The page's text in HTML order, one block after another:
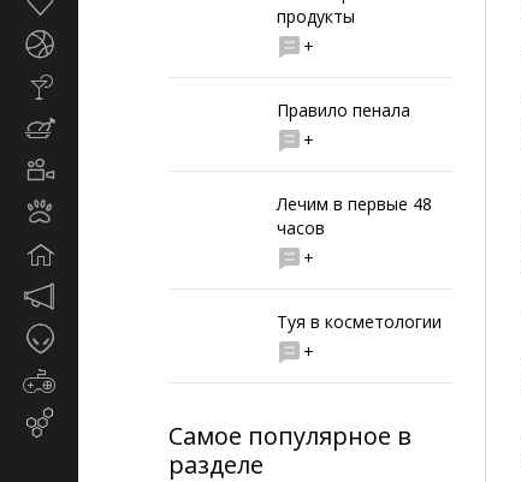
маркетинг
продукты
+
Правило пенала
+
Лечим в первые 48
часов
+
Туя в косметологии
+
Самое популярное в
разделе